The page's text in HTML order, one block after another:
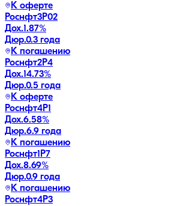
К оферте
Роснфт3P02
Дох.1.87%
Дюр.0.3 года
К погашению
Роснфт2P4
Дох.14.73%
Дюр.0.5 года
К оферте
Роснфт4P1
Дох.6.58%
Дюр.6.9 года
К погашению
Роснфт1P7
Дох.8.69%
Дюр.0.9 года
К погашению
Роснфт4P3